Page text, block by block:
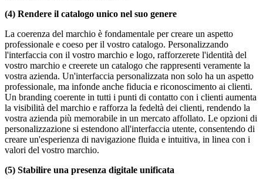
(4) Rendere il catalogo unico nel suo genere
La coerenza del marchio è fondamentale per creare un aspetto
professionale e coeso per il vostro catalogo. Personalizzando
l'interfaccia con il vostro marchio e logo, rafforzerete l'identità del
vostro marchio e creerete un catalogo che rappresenti veramente la
vostra azienda. Un'interfaccia personalizzata non solo ha un aspetto
professionale, ma infonde anche fiducia e riconoscimento ai clienti.
Un branding coerente in tutti i punti di contatto con i clienti aumenta
la visibilità del marchio e rafforza la fedeltà dei clienti, rendendo la
vostra azienda più memorabile in un mercato affollato. Le opzioni di
personalizzazione si estendono all'interfaccia utente, consentendo di
creare un'esperienza di navigazione fluida e intuitiva, in linea con i
valori del vostro marchio.
(5) Stabilire una presenza digitale unificata